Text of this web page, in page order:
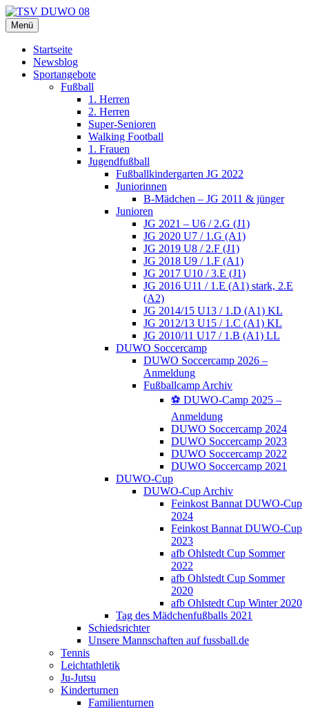
Zum
Inhalt
springen
TSV DUWO 08
Hamburg Sportverein Ohlstedt
Menü
Startseite
Newsblog
Sportangebote
Fußball
1. Herren
2. Herren
Super-Senioren
Walking Football
1. Frauen
Jugendfußball
Fußballkindergarten JG 2022
Juniorinnen
B-Mädchen – JG 2011 & jünger
Junioren
JG 2021 – U6 / 2.G (J1)
JG 2020 U7 / 1.G (A1)
JG 2019 U8 / 2.F (J1)
JG 2018 U9 / 1.F (A1)
JG 2017 U10 / 3.E (J1)
JG 2016 U11 / 1.E (A1) stark, 2.E
(A2)
JG 2014/15 U13 / 1.D (A1) KL
JG 2012/13 U15 / 1.C (A1) KL
JG 2010/11 U17 / 1.B (A1) LL
DUWO Soccercamp
DUWO Soccercamp 2026 –
Anmeldung
Fußballcamp Archiv
⚽️ DUWO-Camp 2025 –
Anmeldung
DUWO Soccercamp 2024
DUWO Soccercamp 2023
DUWO Soccercamp 2022
DUWO Soccercamp 2021
DUWO-Cup
DUWO-Cup Archiv
Feinkost Bannat DUWO-Cup
2024
Feinkost Bannat DUWO-Cup
2023
afb Ohlstedt Cup Sommer
2022
afb Ohlstedt Cup Sommer
2020
afb Ohlstedt Cup Winter 2020
Tag des Mädchenfußballs 2021
Schiedsrichter
Unsere Mannschaften auf fussball.de
Tennis
Leichtathletik
Ju-Jutsu
Kinderturnen
Familienturnen